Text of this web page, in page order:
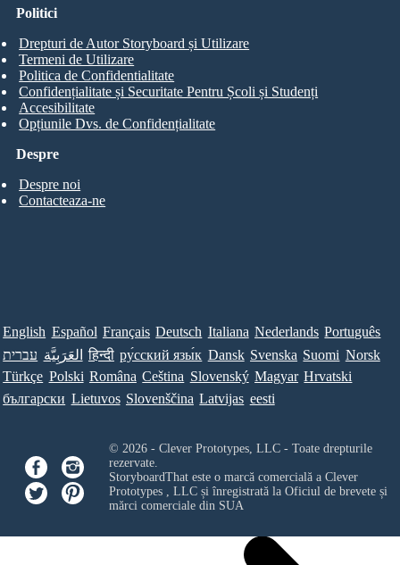
Despre
Despre noi
Contacteaza-ne
Politici
Drepturi de Autor Storyboard și Utilizare
Termeni de Utilizare
Politica de Confidentialitate
Confidențialitate și Securitate Pentru Școli și Studenți
Accesibilitate
Opțiunile Dvs. de Confidențialitate
English Español Français Deutsch Italiana Nederlands Português
עברית العَرَبِيَّة हिन्दी ру́сский язы́к Dansk Svenska Suomi Norsk
Türkçe Polski Româna Ceština Slovenský Magyar Hrvatski
български Lietuvos Slovenščina Latvijas eesti
© 2026 - Clever Prototypes, LLC - Toate drepturile
rezervate.
StoryboardThat este o marcă comercială a Clever
Prototypes , LLCși înregistrată la Oficiul de brevete și
mărci comerciale din SUA